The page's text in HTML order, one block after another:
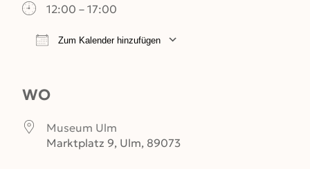
12:00 – 17:00
Zum Kalender hinzufügen
WO
Museum Ulm
Marktplatz 9, Ulm, 89073